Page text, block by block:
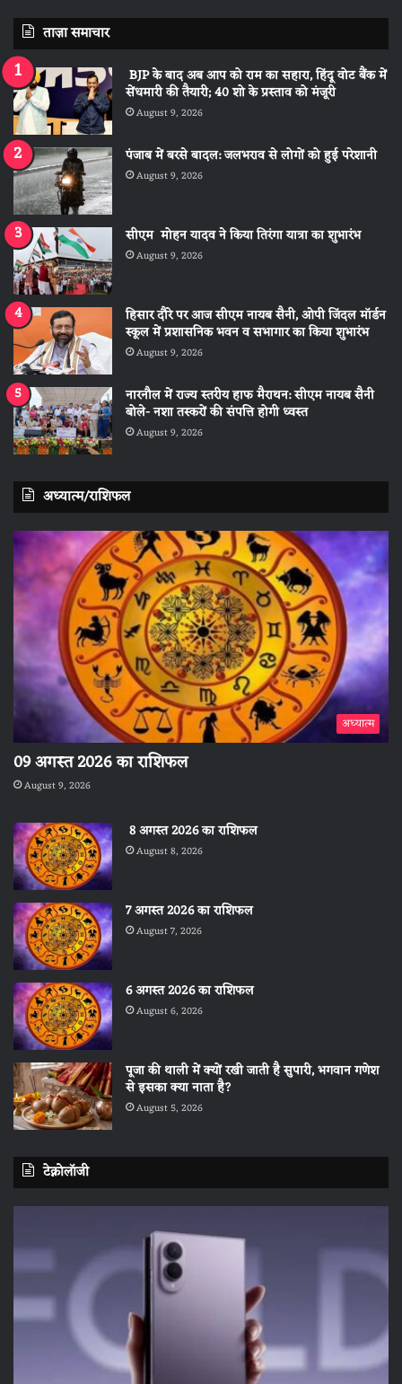
ताज़ा समाचार
BJP के बाद अब आप को राम का सहारा, हिंदू वोट बैंक में
सेंधमारी की तैयारी; 40 शो के प्रस्ताव को मंजूरी
August 9, 2026
पंजाब में बरसे बादल: जलभराव से लोगों को हुई परेशानी
August 9, 2026
सीएम मोहन यादव ने किया तिरंगा यात्रा का शुभारंभ
August 9, 2026
हिसार दौरे पर आज सीएम नायब सैनी, ओपी जिंदल मॉर्डन
स्कूल में प्रशासनिक भवन व सभागार का किया शुभारंभ
August 9, 2026
नारनौल में राज्य स्तरीय हाफ मैराथन: सीएम नायब सैनी
बोले- नशा तस्करों की संपत्ति होगी ध्वस्त
August 9, 2026
अध्यात्म/राशिफल
अध्यात्म
09 अगस्त 2026 का राशिफल
August 9, 2026
8 अगस्त 2026 का राशिफल
August 8, 2026
7 अगस्त 2026 का राशिफल
August 7, 2026
6 अगस्त 2026 का राशिफल
August 6, 2026
पूजा की थाली में क्यों रखी जाती है सुपारी, भगवान गणेश
से इसका क्या नाता है?
August 5, 2026
टेक्नोलॉजी